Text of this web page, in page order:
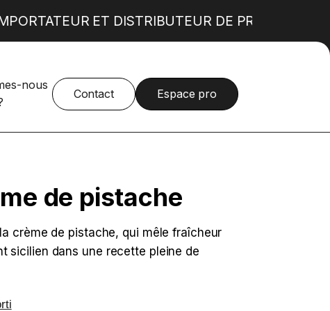
ET DISTRIBUTEUR DE PRODUITS
SURGELÉS
Fruits glacés enrobés de chocolat
Street food italienne
Produits alimentaires norvégiens
Produits alimentaires bulgares
nous
Contact Espace pro
de pistache
crème de pistache, qui mêle fraîcheur
sicilien dans une recette pleine de